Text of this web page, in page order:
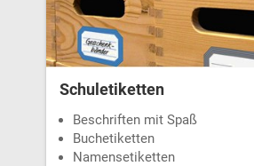
Schuletiketten
Beschriften mit Spaß
Buchetiketten
Namensetiketten